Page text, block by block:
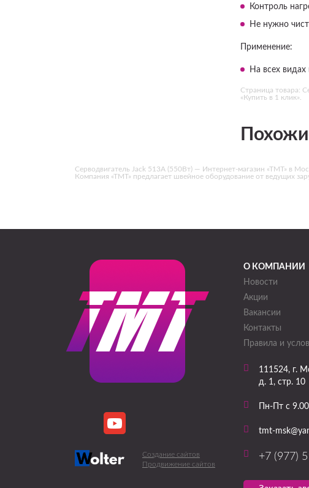
Контроль
Не нужно
Применение:
На всех
Страница товара:
«Купить в 1 клик».
Серводвигатель Jack 513А (550Вт) — Интернет-магазин «ТМТ» в
Компания «ТМТ» предлагает швейное оборудование от ведущих
Создание сайтов
Продвижение сайтов
О КОМПАНИИ
Новости
Акции
Вакансии
Контакты
Правила и
111524, г.
д. 1, стр. 10
Пн-Пт с
tmt-
+7 (977)